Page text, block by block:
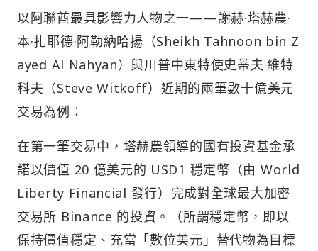
以阿聯酋最具影響力人物之一——謝赫·塔赫農·
本·扎耶德·阿勒納哈揚（Sheikh Tahnoon bin Z
ayed Al Nahyan）與川普中東特使史蒂夫·維特
科夫（Steve Witkoff）近期的兩筆數十億美元
交易為例：
在第一筆交易中，塔赫農領導的國有投資基金承
諾以價值 20 億美元的 USD1 穩定幣（由 World
Liberty Financial 發行）完成對全球最大加密
交易所 Binance 的投資。（所謂穩定幣，即以
保持價值穩定、充當「數位美元」替代物為目標